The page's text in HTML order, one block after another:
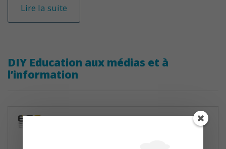
Lire la suite
DIY Education aux médias et à
l’information